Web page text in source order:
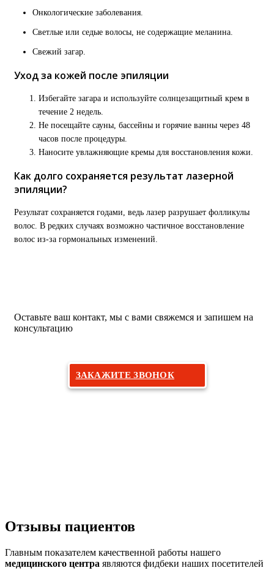
Онкологические заболевания.
Светлые или седые волосы, не содержащие меланина.
Свежий загар.
Уход за кожей после эпиляции
Избегайте загара и используйте солнцезащитный крем в
течение 2 недель.
Не посещайте сауны, бассейны и горячие ванны через 48
часов после процедуры.
Наносите увлажняющие кремы для восстановления кожи.
Как долго сохраняется результат лазерной
эпиляции?
Результат сохраняется годами, ведь лазер разрушает фолликулы
волос. В редких случаях возможно частичное восстановление
волос из-за гормональных изменений.
Оставьте ваш контакт, мы с вами свяжемся и запишем на
консультацию
ЗАКАЖИТЕ ЗВОНОК
Отзывы пациентов
Главным показателем качественной работы нашего
медицинского центра являются фидбеки наших посетителей